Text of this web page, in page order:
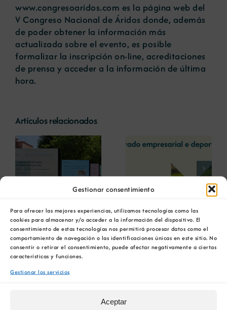
Gestionar consentimiento
Para ofrecer las mejores experiencias, utilizamos tecnologías como las
cookies para almacenar y/o acceder a la información del dispositivo. El
consentimiento de estas tecnologías nos permitirá procesar datos como el
comportamiento de navegación o las identificaciones únicas en este sitio. No
consentir o retirar el consentimiento, puede afectar negativamente a ciertas
características y funciones.
Gestionar los servicios
Aceptar
www.congresoaridos.com es la página web del
V Congreso Nacional de Áridos donde, además
de poder obtener la información más
actualizada sobre el evento, es posible
formalizar la inscripción on-line, acreditaciones
de prensa y acceder a la información de última
hora.
Artículos relacionados
La COMG reúne a
dos líderes
empresarias con
motivo de su
Centenario para
debatir sobre el
futuro del rural
gallego
La OIPE y el
CRETUS
presentan las
últimas
innovaciones en
restauración
ambiental para la
minería gallega
O V Congreso Nacional de
Áridos pretende impulsar a
mellora continua do sector